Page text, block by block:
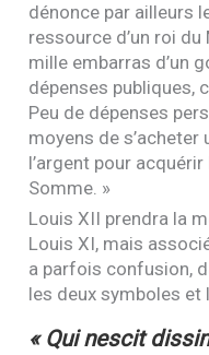
dénonce par ailleurs
ressource d’un roi
mille embarras d’un
dépenses publiques,
Peu de dépenses
moyens de s’acheter
l’argent pour
Somme. »
LouisXII prendra la
LouisXI, mais
a parfois confusion,
les deux symboles et
« Qui nescit